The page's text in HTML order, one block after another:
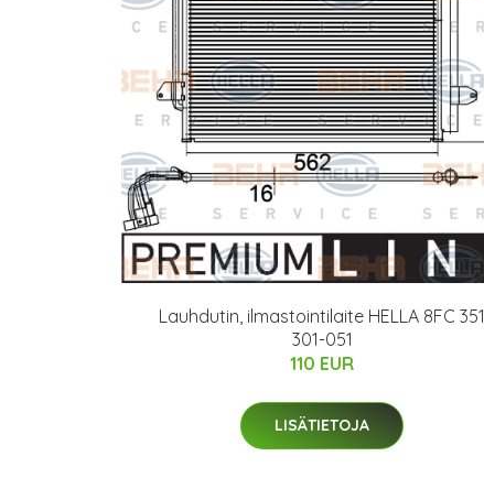
Lauhdutin, ilmastointilaite HELLA 8FC 351
301-051
110 EUR
LISÄTIETOJA